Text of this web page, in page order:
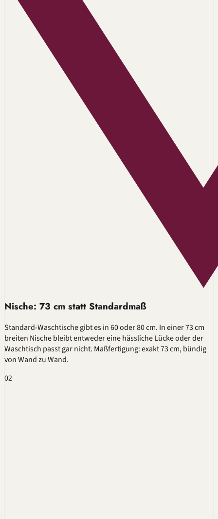
Nische: 73 cm statt Standardmaß
Standard-Waschtische gibt es in 60 oder 80 cm. In einer 73 cm
breiten Nische bleibt entweder eine hässliche Lücke oder der
Waschtisch passt gar nicht. Maßfertigung: exakt 73 cm, bündig
von Wand zu Wand.
02